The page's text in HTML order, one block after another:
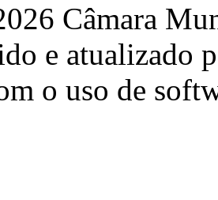
Câmara
e atualizado
o uso de